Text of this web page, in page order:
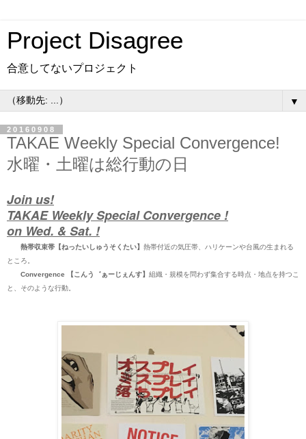
Project Disagree
合意してないプロジェクト
▼
20160908
TAKAE Weekly Special Convergence!
水曜・土曜は総行動の日
Join us!
TAKAE Weekly Special Convergence !
on Wed. & Sat. !
熱帯収束帯【ねったいしゅうそくたい】 熱帯付近の気圧帯、ハリケーンや台風の生まれる
ところ。
Convergence 【こんう゛ぁーじぇんす】 組織・規模を問わず集合する時点・地点を持つこ
と、そのような行動。